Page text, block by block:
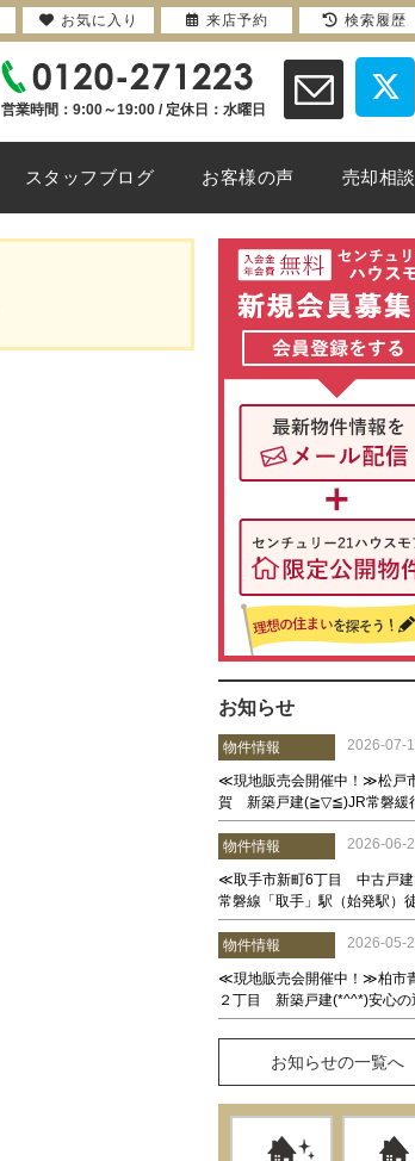
営業時間：9:00～19:00 / 定休日：水曜日
スタッフブログ お客様の声 売却相談
お知らせ
お知らせの一覧へ
お気に入り 来店予約 検索履歴